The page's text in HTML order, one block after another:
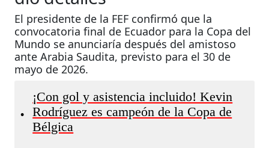
El presidente de la FEF confirmó que la
convocatoria final de Ecuador para la Copa del
Mundo se anunciaría después del amistoso
ante Arabia Saudita, previsto para el 30 de
mayo de 2026.
•
¡Con gol y asistencia incluido! Kevin
Rodríguez es campeón de la Copa de
Bélgica